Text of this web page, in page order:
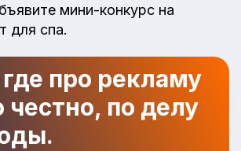
мини-конкурс на
для спа.
про рекламу
честно, по делу